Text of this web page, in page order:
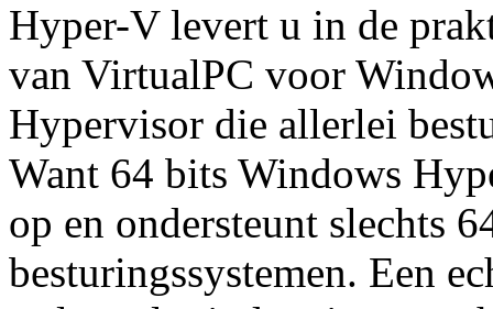
Hyper-V levert u in de
van VirtualPC voor
Hypervisor die allerlei
Want 64 bits Windows
op en ondersteunt slechts
besturingssystemen. Een